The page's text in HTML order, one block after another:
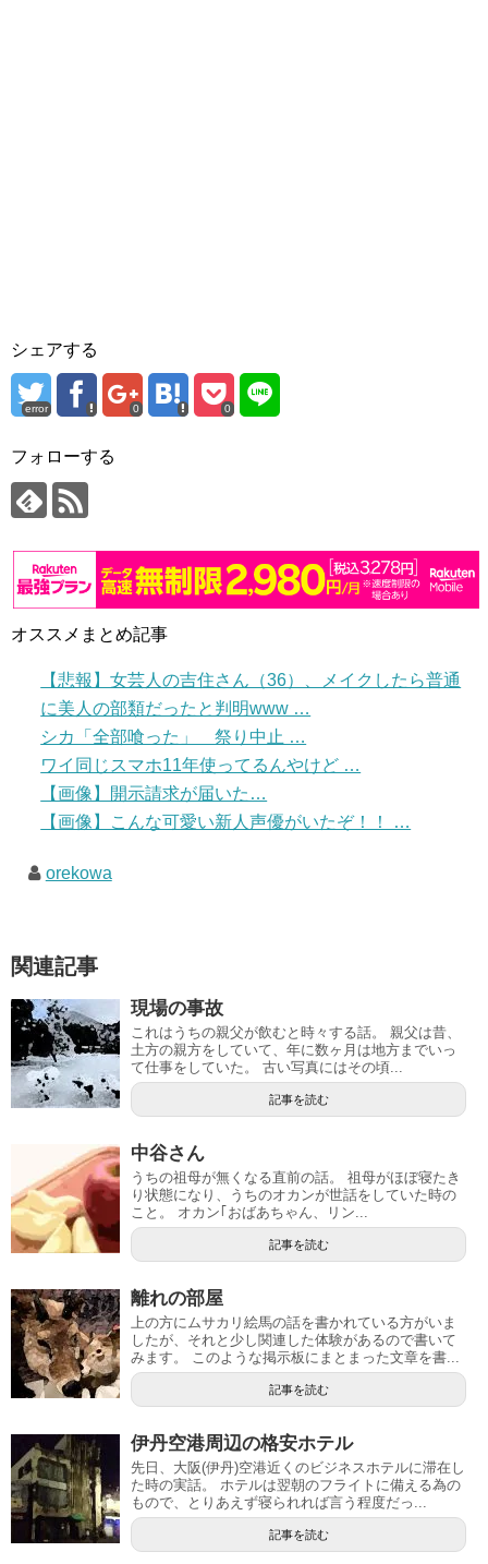
シェアする
error 0 0
フォローする
オススメまとめ記事
【悲報】女芸人の吉住さん（36）、メイクしたら普通
に美人の部類だったと判明www …
シカ「全部喰った」 祭り中止 …
ワイ同じスマホ11年使ってるんやけど …
【画像】開示請求が届いた…
【画像】こんな可愛い新人声優がいたぞ！！ …
orekowa
関連記事
現場の事故
これはうちの親父が飲むと時々する話。 親父は昔、
土方の親方をしていて、年に数ヶ月は地方までいっ
て仕事をしていた。 古い写真にはその頃...
記事を読む
中谷さん
うちの祖母が無くなる直前の話。 祖母がほぼ寝たき
り状態になり、うちのオカンが世話をしていた時の
こと。 オカン｢おばあちゃん、リン...
記事を読む
離れの部屋
上の方にムサカリ絵馬の話を書かれている方がいま
したが、それと少し関連した体験があるので書いて
みます。 このような掲示板にまとまった文章を書...
記事を読む
伊丹空港周辺の格安ホテル
先日、大阪(伊丹)空港近くのビジネスホテルに滞在し
た時の実話。 ホテルは翌朝のフライトに備える為の
もので、とりあえず寝られれば言う程度だっ...
記事を読む